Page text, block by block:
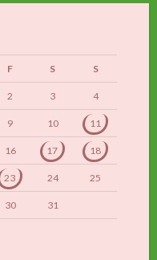
F S S
2 3 4
9 10 11
16 17 18
23 24 25
30 31